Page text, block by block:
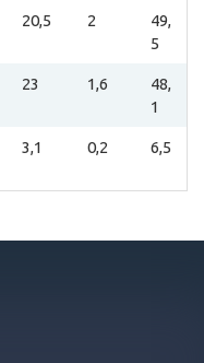
20,5 2
49,
5
23 1,6
48,
1
3,1 0,2 6,5